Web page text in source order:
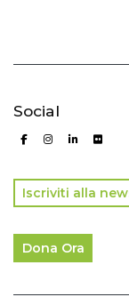
Social
Iscriviti alla
Dona Ora